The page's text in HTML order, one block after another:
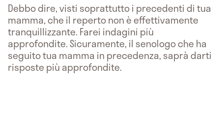
Debbo dire, visti soprattutto i precedenti di tua
mamma, che il reperto non è effettivamente
tranquillizzante. Farei indagini più
approfondite. Sicuramente, il senologo che ha
seguito tua mamma in precedenza, saprà darti
risposte più approfondite.